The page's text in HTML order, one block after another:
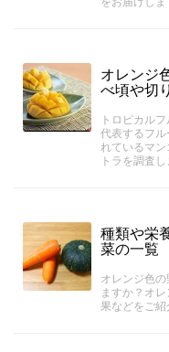
オレンジ
べ頃や切
トロピカル
代表するフ
れているマ
トラを調査し
種類や栄
菜の一覧
オレンジ色
ますか？オ
果などをご紹